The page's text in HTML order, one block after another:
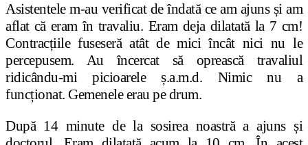
Asistentele m-au verificat de îndată ce am ajuns și am
aflat că eram în travaliu. Eram deja dilatată la 7 cm!
Contracțiile fuseseră atât de mici încât nici nu le
percepusem. Au încercat să oprească travaliul
ridicându-mi picioarele ș.a.m.d. Nimic nu a
funcționat. Gemenele erau pe drum.
După 14 minute de la sosirea noastră a ajuns și